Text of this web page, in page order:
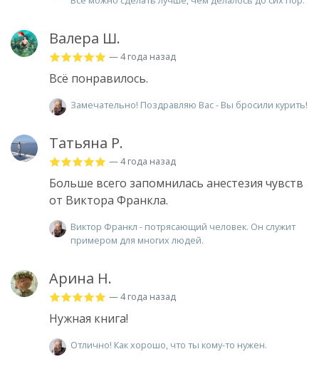
Валера Ш.
— 4 года назад
Всё понравилось.
Замечательно! Поздравляю Вас - Вы бросили курить!
Татьяна Р.
— 4 года назад
Больше всего запомнилась анестезия чувств
от Виктора Франкла.
Виктор Франкл - потрясающий человек. Он служит
примером для многих людей.
Арина Н.
— 4 года назад
Нужная книга!
Отлично! Как хорошо, что ты кому-то нужен.